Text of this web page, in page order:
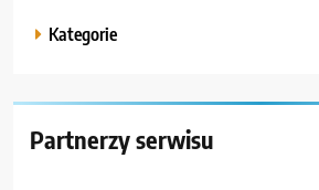
Kategorie
Partnerzy serwisu